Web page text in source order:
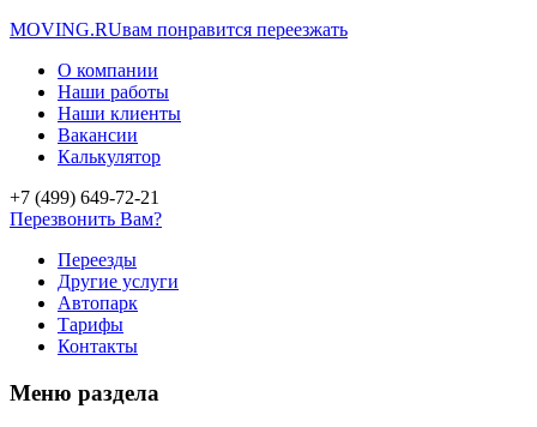
MOVING.RUвам понравится переезжать
О компании
Наши работы
Наши клиенты
Вакансии
Калькулятор
+7 (499) 649-72-21
Перезвонить Вам?
Переезды
Другие услуги
Автопарк
Тарифы
Контакты
Меню раздела